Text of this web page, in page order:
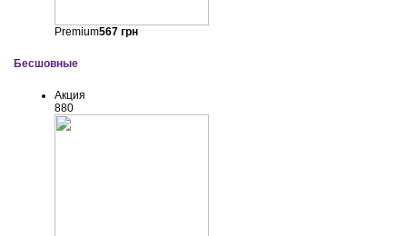
Premium567грн
Бесшовные
Акция
880